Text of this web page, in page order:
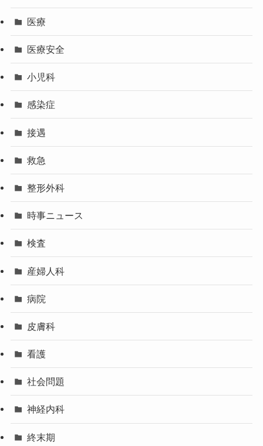
医療
医療安全
小児科
感染症
接遇
救急
整形外科
時事ニュース
検査
産婦人科
病院
皮膚科
看護
社会問題
神経内科
終末期